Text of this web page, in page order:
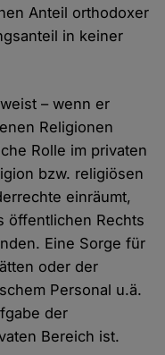
Anteil orthodoxer
in keiner
– wenn er
Religionen
Rolle im privaten
bzw. religiösen
einräumt,
öffentlichen Rechts
Eine Sorge für
oder der
Personal u.ä.
der
Bereich ist.